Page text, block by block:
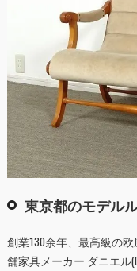
東京都のモデル
創業130余年、最高級の
舗家具メーカー ダニエル